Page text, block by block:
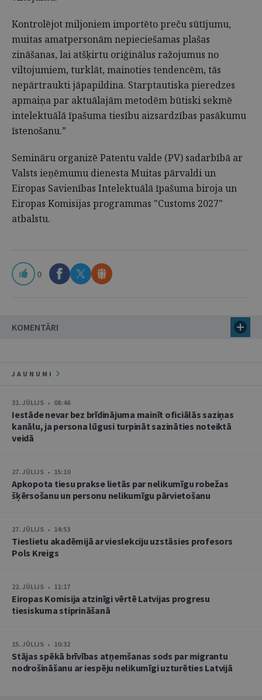
Kontrolējot miljoniem importēto preču sūtījumu,
muitas amatpersonām nepieciešamas plašas
zināšanas, lai atšķirtu oriģinālus ražojumus no
viltojumiem, turklāt, mainoties tendencēm, tās
nepārtraukti jāpapildina. Starptautiska pieredzes
apmaiņa par aktuālajām metodēm būtiski sekmē
intelektuālā īpašuma tiesību aizsardzības pasākumu
īstenošanu.”
Semināru organizē Patentu valde (PV) sadarbībā ar
Valsts ieņēmumu dienesta Muitas pārvaldi un
Eiropas Savienības Intelektuālā īpašuma biroja un
Eiropas Komisijas programmas "Customs 2027"
atbalstu.
0
KOMENTĀRI
JAUNUMI
31. JŪLIJS • 08:46
Iestāde nevar bez brīdinājuma mainīt oficiālās saziņas
kanālu, ja persona lūgusi turpināt sazināties noteiktā
veidā
27. JŪLIJS • 15:10
Apkopota tiesu prakse lietās par nelikumīgu robežas
šķērsošanu un personu nelikumīgu pārvietošanu
27. JŪLIJS • 14:53
Tieslietu akadēmijā ar vieslekciju uzstāsies profesors
Pols Kreigs
22. JŪLIJS • 11:17
Eiropas Komisija atzinīgi vērtē Latvijas progresu
tiesiskuma stiprināšanā
15. JŪLIJS • 10:32
Stājas spēkā brīvības atņemšanas sods par migrantu
nodrošināšanu ar iespēju nelikumīgi uzturēties Latvijā